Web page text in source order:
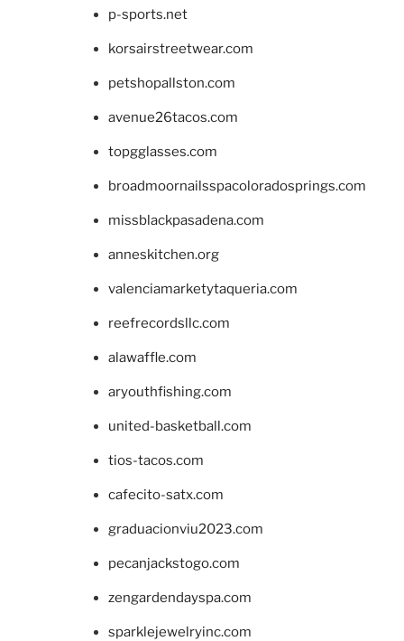
p-sports.net
korsairstreetwear.com
petshopallston.com
avenue26tacos.com
topgglasses.com
broadmoornailsspacoloradosprings.com
missblackpasadena.com
anneskitchen.org
valenciamarketytaqueria.com
reefrecordsllc.com
alawaffle.com
aryouthfishing.com
united-basketball.com
tios-tacos.com
cafecito-satx.com
graduacionviu2023.com
pecanjackstogo.com
zengardendayspa.com
sparklejewelryinc.com